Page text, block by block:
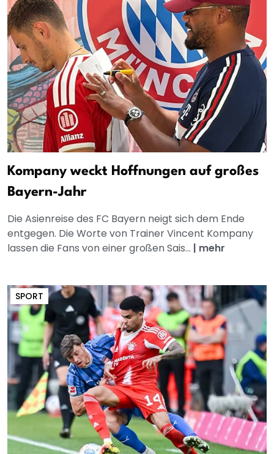
Kompany weckt Hoffnungen auf großes
Bayern-Jahr
Die Asienreise des FC Bayern neigt sich dem Ende
entgegen. Die Worte von Trainer Vincent Kompany
lassen die Fans von einer großen Sais... | mehr
SPORT